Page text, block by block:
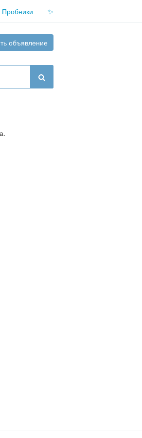
Пробники ✨
объявление